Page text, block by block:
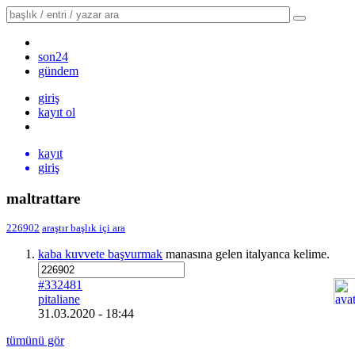
son24
gündem
giriş
kayıt ol
kayıt
giriş
maltrattare
226902 araştırbaşlık içi ara
kaba kuvvete başvurmak manasına gelen italyanca kelime.
#332481
pitaliane
31.03.2020 - 18:44
tümünü gör